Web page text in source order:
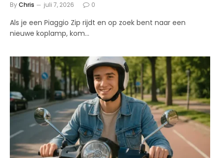
ByChris juli 7, 2026 0
Als je een Piaggio Zip rijdt en op zoek bent naar een
nieuwe koplamp, kom…